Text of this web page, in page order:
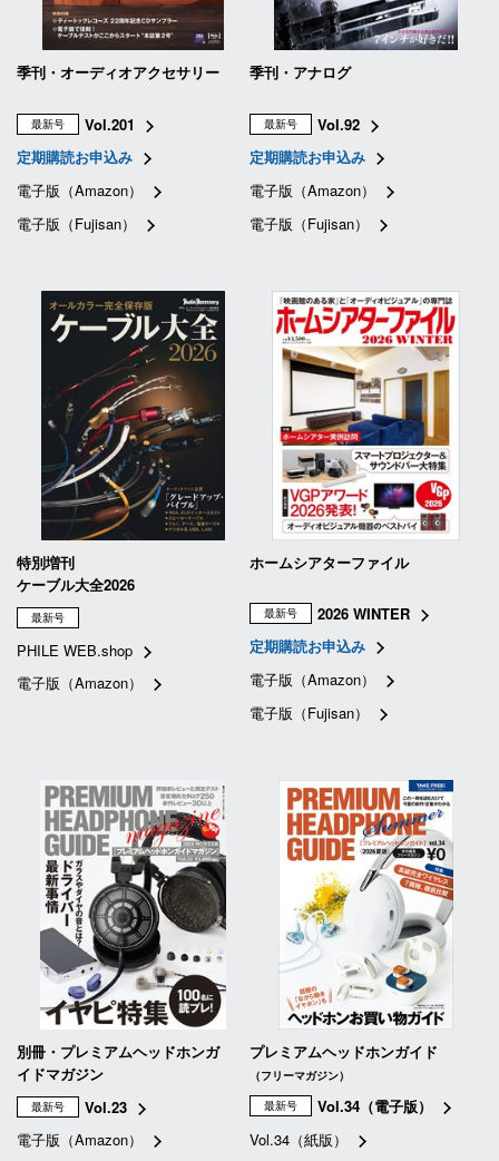
季刊・オーディオアクセサリー
最新号
Vol.201
定期購読お申込み
電子版（Amazon）
電子版（Fujisan）
季刊・アナログ
最新号
Vol.92
定期購読お申込み
電子版（Amazon）
電子版（Fujisan）
特別増刊
ケーブル大全2026
最新号
PHILE WEB.shop
電子版（Amazon）
ホームシアターファイル
最新号
2026 WINTER
定期購読お申込み
電子版（Amazon）
電子版（Fujisan）
別冊・プレミアムヘッドホンガ
イドマガジン
最新号
Vol.23
電子版（Amazon）
プレミアムヘッドホンガイド
（フリーマガジン）
最新号
Vol.34（電子版）
Vol.34（紙版）